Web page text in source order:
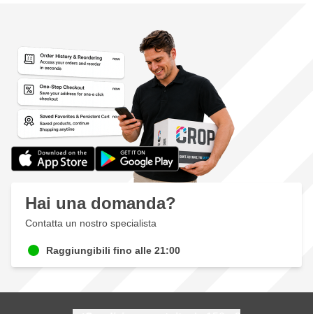
Hai una domanda?
Contatta un nostro specialista
Raggiungibili fino alle 21:00